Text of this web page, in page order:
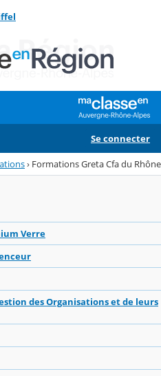
Se connecter
› Formations Greta Cfa du Rhône
Verre
des Organisations et de leurs